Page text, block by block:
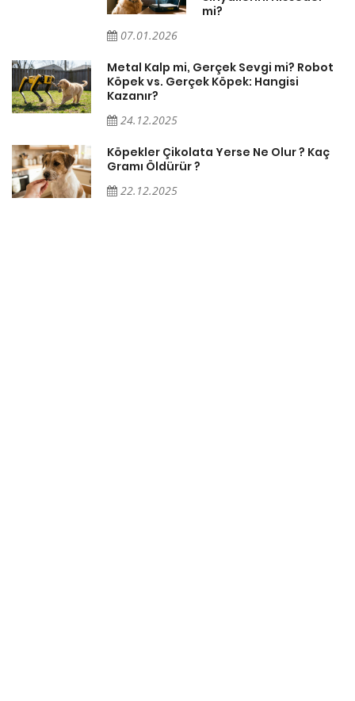
mi?
07.01.2026
Metal Kalp mi, Gerçek Sevgi mi? Robot
Köpek vs. Gerçek Köpek: Hangisi
Kazanır?
24.12.2025
Köpekler Çikolata Yerse Ne Olur ? Kaç
Gramı Öldürür ?
22.12.2025